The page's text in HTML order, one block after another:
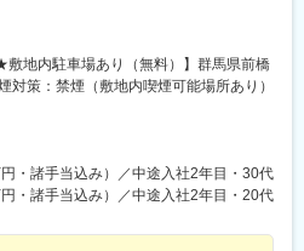
敷地内駐車場あり（無料）】群馬県前橋
対策：禁煙（敷地内喫煙可能場所あり）
・諸手当込み）／中途入社2年目・30代
・諸手当込み）／中途入社2年目・20代